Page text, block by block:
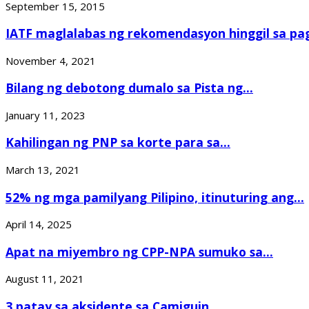
September 15, 2015
IATF maglalabas ng rekomendasyon hinggil sa
November 4, 2021
Bilang ng debotong dumalo sa Pista ng...
January 11, 2023
Kahilingan ng PNP sa korte para sa...
March 13, 2021
52% ng mga pamilyang Pilipino, itinuturing ang...
April 14, 2025
Apat na miyembro ng CPP-NPA sumuko sa...
August 11, 2021